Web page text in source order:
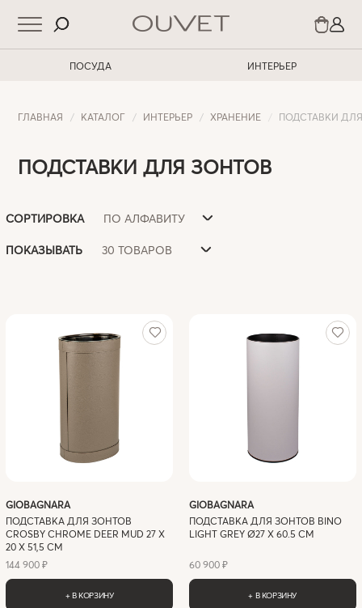
ПОСУДА ИНТЕРЬЕР
ГЛАВНАЯ КАТАЛОГ ИНТЕРЬЕР ХРАНЕНИЕ ПОДСТАВКИ
ПОДСТАВКИ ДЛЯ ЗОНТОВ
СОРТИРОВКА ПО АЛФАВИТУ
ПОКАЗЫВАТЬ 30 ТОВАРОВ
GIOBAGNARA
ПОДСТАВКА ДЛЯ ЗОНТОВ
CROSBY CHROME DEER MUD 27 X
20 X 51,5 СМ
144 900 ₽
+ В КОРЗИНУ
GIOBAGNARA
ПОДСТАВКА ДЛЯ ЗОНТОВ BINO
LIGHT GREY Ø27 X 60.5 СМ
60 900 ₽
+ В КОРЗИНУ